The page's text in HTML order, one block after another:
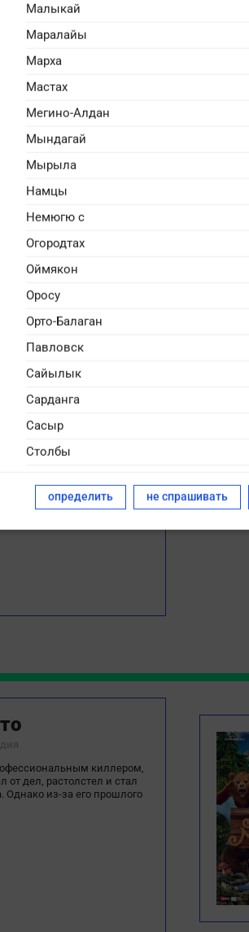
время
спорт
и Тёма недолюбливают
игру в одной хоккейной
крышей. Профессор
/ мультфильм,
которая любит гулять
группе. Но ее
немного… чудная. Мама,
киллером,
дел, растолстел и стал
Однако из-за его прошлого
Малыкай
Маралайы
Марха
Мастах
Мегино-Алдан
Мындагай
Мырыла
Намцы
Немюгю с
Огородтах
Оймякон
Оросу
Орто-Балаган
Павловск
Сайылык
Сарданга
Сасыр
Столбы
Сунтар
Сырдах
Тойбохой
Тосу
Тулагино
определить не спрашивать